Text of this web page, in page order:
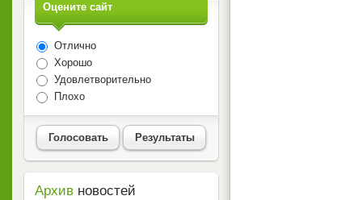
Оцените сайт
Отлично
Хорошо
Удовлетворительно
Плохо
Голосовать Результаты
Архив новостей